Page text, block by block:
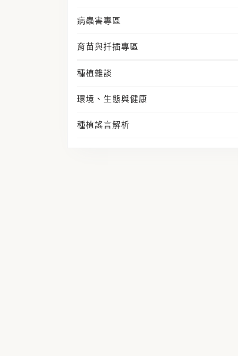
病蟲害專區
育苗與扦插專區
種植雜談
環境、生態與健康
種植謠言解析